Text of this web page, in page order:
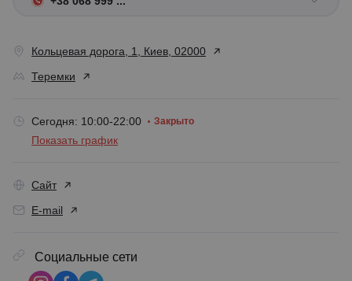
Кольцевая дорога, 1, Киев, 02000
Теремки
Сегодня: 10:00-22:00 Закрыто
Показать график
Сайт
E-mail
Социальные сети